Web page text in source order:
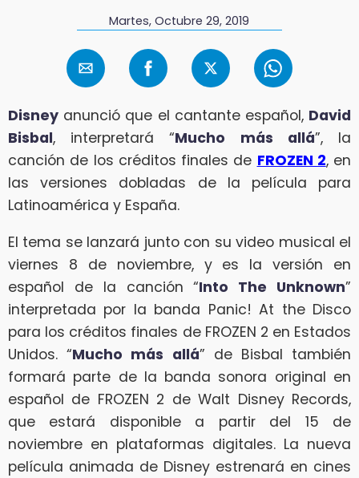
Martes, Octubre 29, 2019
Disney anunció que el cantante español, David
Bisbal, interpretará “Mucho más allá”, la
canción de los créditos finales de FROZEN 2, en
las versiones dobladas de la película para
Latinoamérica y España.
El tema se lanzará junto con su video musical el
viernes 8 de noviembre, y es la versión en
español de la canción “Into The Unknown”
interpretada por la banda Panic! At the Disco
para los créditos finales de FROZEN 2 en Estados
Unidos. “Mucho más allá” de Bisbal también
formará parte de la banda sonora original en
español de FROZEN 2 de Walt Disney Records,
que estará disponible a partir del 15 de
noviembre en plataformas digitales. La nueva
película animada de Disney estrenará en cines